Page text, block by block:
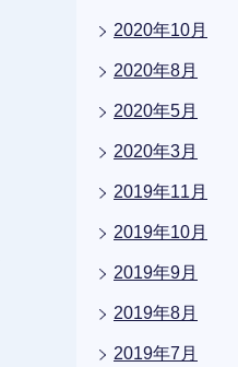
2020年10月
2020年8月
2020年5月
2020年3月
2019年11月
2019年10月
2019年9月
2019年8月
2019年7月